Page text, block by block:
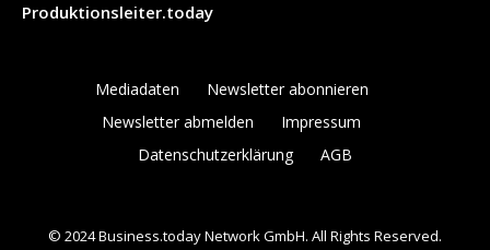
Produktionsleiter.today
Mediadaten
Newsletter abonnieren
Newsletter abmelden
Impressum
Datenschutzerklärung
AGB
© 2024 Business.today Network GmbH. All Rights Reserved.